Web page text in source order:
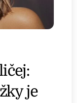
je